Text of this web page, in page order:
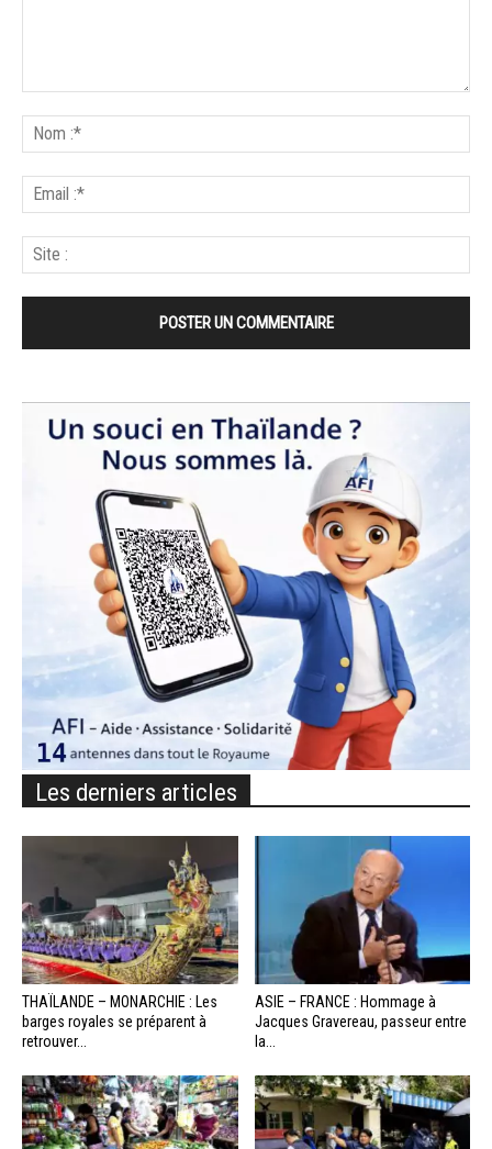
Les derniers articles
THAÏLANDE – MONARCHIE : Les
barges royales se préparent à
retrouver...
ASIE – FRANCE : Hommage à
Jacques Gravereau, passeur entre
la...